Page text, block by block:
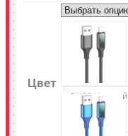
Цвет
BU32 Черный
[USB на
Lightning]